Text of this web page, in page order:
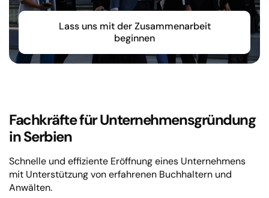
Lass uns mit der Zusammenarbeit
beginnen
Fachkräfte für Unternehmensgründung
in Serbien
Schnelle und effiziente Eröffnung eines Unternehmens
mit Unterstützung von erfahrenen Buchhaltern und
Anwälten.